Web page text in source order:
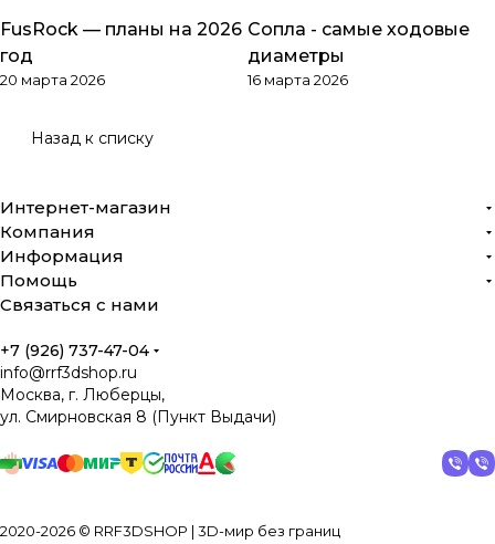
Обзоры товаров
FusRock — планы на 2026
год
20 марта 2026
Обзоры товаров
Сопла - самые ходовые
диаметры
16 марта 2026
Назад к списку
Интернет-магазин
Компания
Информация
Помощь
Связаться с нами
+7 (926) 737-47-04
info@rrf3dshop.ru
Москва, г. Люберцы,
ул. Смирновская 8 (Пункт Выдачи)
2020-2026 © RRF3DSHOP | 3D-мир без границ